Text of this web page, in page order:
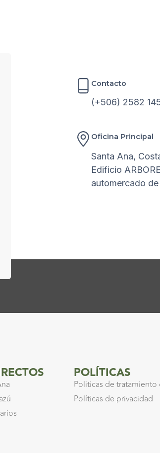
Contacto
(+506) 2582
Oficina Principal
Santa Ana,
Edificio
automercado
POLÍTICAS
Politicas de
Políticas de privacidad